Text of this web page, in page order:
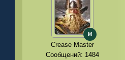
M
Crease Master
Сообщений: 1484